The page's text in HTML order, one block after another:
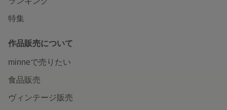
特集
作品販売について
minneで売りたい
食品販売
ヴィンテージ販売